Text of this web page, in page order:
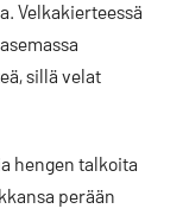
Velkakierteessä
sillä velat
hengen talkoita
perään